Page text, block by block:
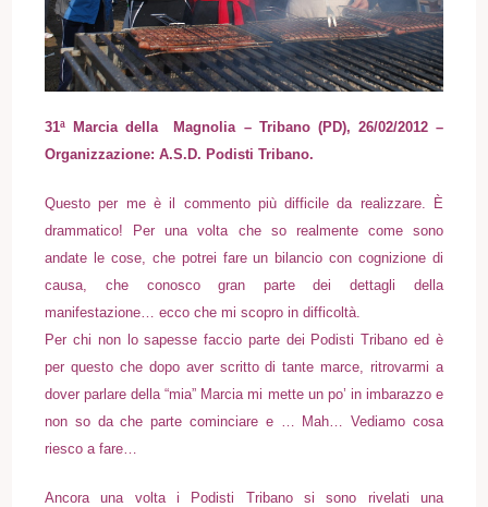
31ª Marcia della Magnolia – Tribano (PD), 26/02/2012 –
Organizzazione: A.S.D. Podisti Tribano.
Questo per me è il commento più difficile da realizzare. È
drammatico! Per una volta che so realmente come sono
andate le cose, che potrei fare un bilancio con cognizione di
causa, che conosco gran parte dei dettagli della
manifestazione… ecco che mi scopro in difficoltà.
Per chi non lo sapesse faccio parte dei Podisti Tribano ed è
per questo che dopo aver scritto di tante marce, ritrovarmi a
dover parlare della “mia” Marcia mi mette un po’ in imbarazzo e
non so da che parte cominciare e … Mah… Vediamo cosa
riesco a fare…
Ancora una volta i Podisti Tribano si sono rivelati una